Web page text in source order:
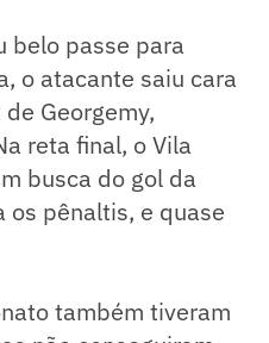
belo passe para
o atacante saiu cara
Georgemy,
reta final, o Vila
busca do gol da
os pênaltis, e quase
também tiveram